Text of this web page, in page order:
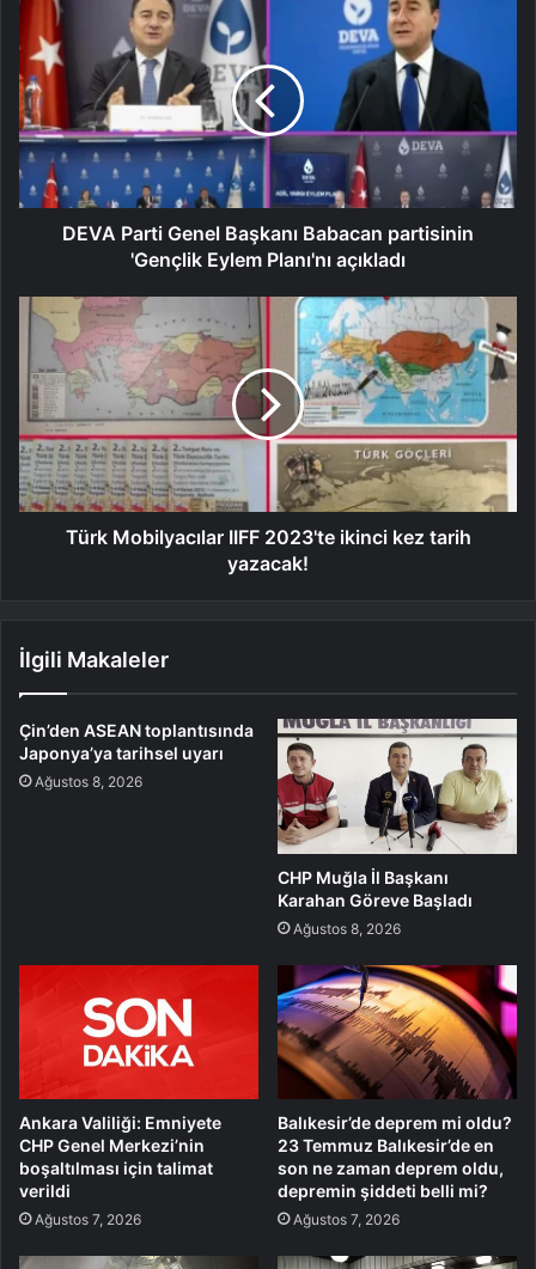
DEVA Parti Genel Başkanı Babacan partisinin
'Gençlik Eylem Planı'nı açıkladı
Türk Mobilyacılar IIFF 2023'te ikinci kez tarih
yazacak!
İlgili Makaleler
Çin’den ASEAN toplantısında
Japonya’ya tarihsel uyarı
Ağustos 8, 2026
CHP Muğla İl Başkanı
Karahan Göreve Başladı
Ağustos 8, 2026
Ankara Valiliği: Emniyete
CHP Genel Merkezi’nin
boşaltılması için talimat
verildi
Ağustos 7, 2026
Balıkesir’de deprem mi oldu?
23 Temmuz Balıkesir’de en
son ne zaman deprem oldu,
depremin şiddeti belli mi?
Ağustos 7, 2026